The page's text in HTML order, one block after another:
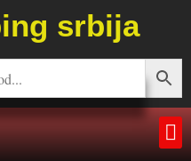
srbija